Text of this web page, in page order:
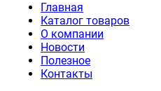
Главная
Каталог товаров
О компании
Новости
Полезное
Контакты